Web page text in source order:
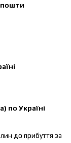
по Україні
до прибуття за